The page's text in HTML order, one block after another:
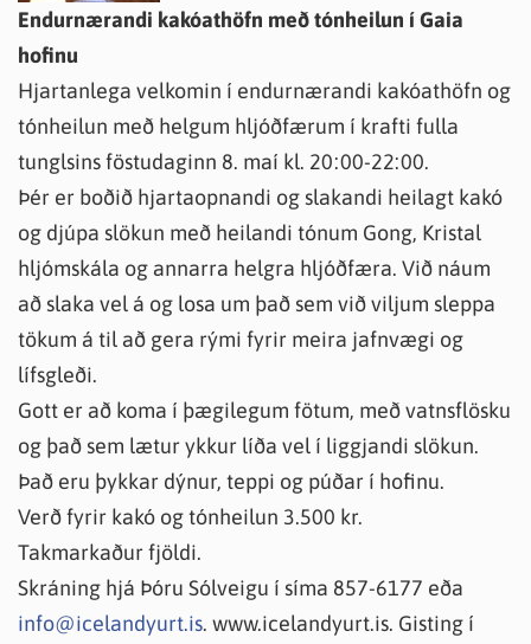
Endurnærandi kakóathöfn með tónheilun í Gaia
hofinu
Hjartanlega velkomin í endurnærandi kakóathöfn og
tónheilun með helgum hljóðfærum í krafti fulla
tunglsins föstudaginn 8. maí kl. 20:00-22:00.
Þér er boðið hjartaopnandi og slakandi heilagt kakó
og djúpa slökun með heilandi tónum Gong, Kristal
hljómskála og annarra helgra hljóðfæra. Við náum
að slaka vel á og losa um það sem við viljum sleppa
tökum á til að gera rými fyrir meira jafnvægi og
lífsgleði.
Gott er að koma í þægilegum fötum, með vatnsflösku
og það sem lætur ykkur líða vel í liggjandi slökun.
Það eru þykkar dýnur, teppi og púðar í hofinu.
Verð fyrir kakó og tónheilun 3.500 kr.
Takmarkaður fjöldi.
Skráning hjá Þóru Sólveigu í síma 857-6177 eða
info@icelandyurt.is. www.icelandyurt.is. Gisting í